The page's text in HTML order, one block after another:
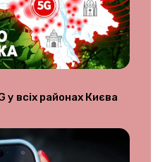
всіх районах Києва